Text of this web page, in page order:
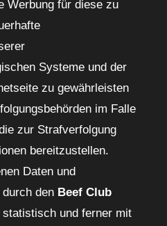
Werbung für diese zu
Systeme und der
zu gewährleisten
im Falle
zur Strafverfolgung
bereitzustellen.
Daten und
den Beef Club
und ferner mit